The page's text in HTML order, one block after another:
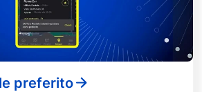
preferito